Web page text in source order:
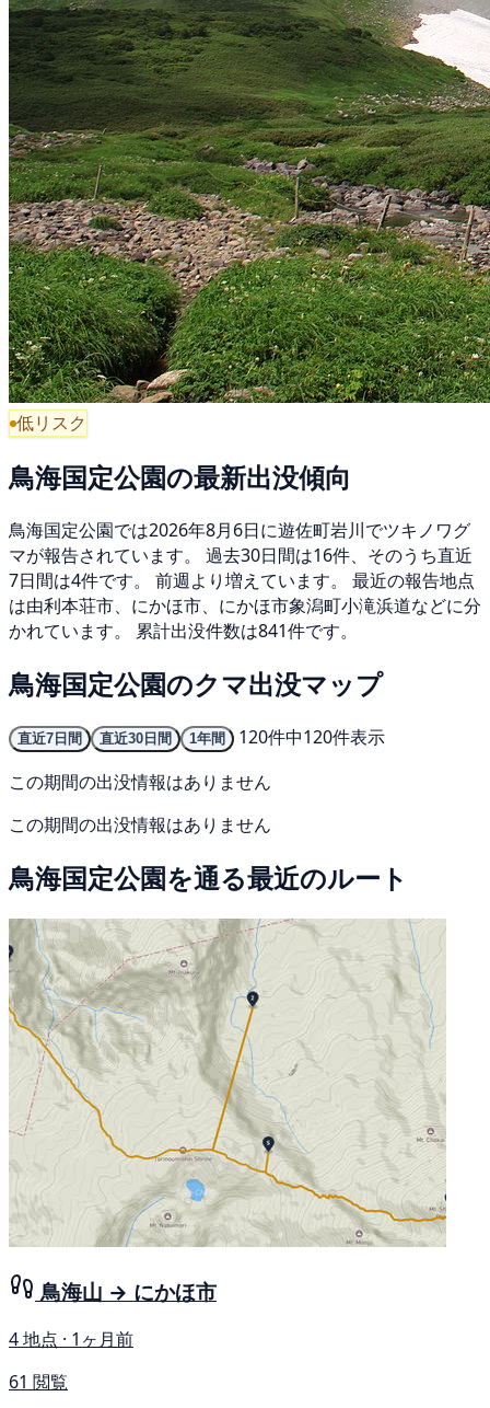
低リスク
鳥海国定公園の最新出没傾向
鳥海国定公園では2026年8月6日に遊佐町岩川でツキノワグ
マが報告されています。 過去30日間は16件、そのうち直近
7日間は4件です。 前週より増えています。 最近の報告地点
は由利本荘市、にかほ市、にかほ市象潟町小滝浜道などに分
かれています。 累計出没件数は841件です。
鳥海国定公園のクマ出没マップ
直近7日間 直近30日間 1年間
120件中120件表示
この期間の出没情報はありません
この期間の出没情報はありません
鳥海国定公園を通る最近のルート
鳥海山 → にかほ市
4 地点 · 1ヶ月前
61 閲覧